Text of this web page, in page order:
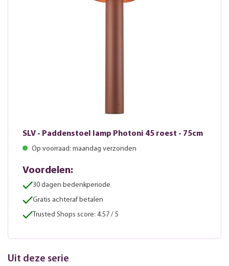
SLV - Paddenstoel lamp Photoni 45 roest - 75cm
Op voorraad: maandag verzonden
Voordelen:
30 dagen bedenkperiode
Gratis achteraf betalen
Trusted Shops score: 4.57 / 5
Uit deze serie